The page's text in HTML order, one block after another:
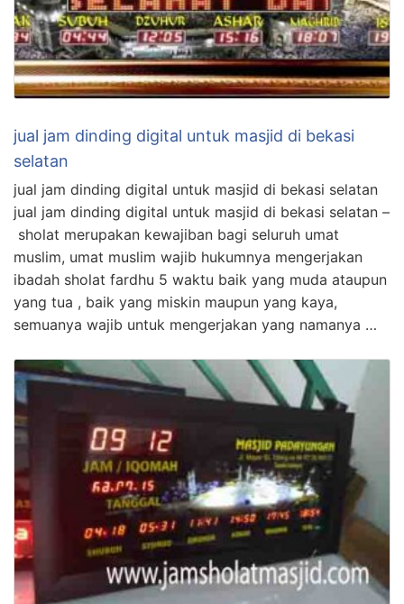
jual jam dinding digital untuk masjid di bekasi
selatan
jual jam dinding digital untuk masjid di bekasi selatan
jual jam dinding digital untuk masjid di bekasi selatan –
sholat merupakan kewajiban bagi seluruh umat
muslim, umat muslim wajib hukumnya mengerjakan
ibadah sholat fardhu 5 waktu baik yang muda ataupun
yang tua , baik yang miskin maupun yang kaya,
semuanya wajib untuk mengerjakan yang namanya …